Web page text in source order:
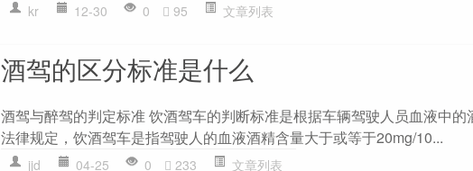
kr 12-30 0 95 文章列表
酒驾的区分标准是什么
酒驾与醉驾的判定标准 饮酒驾车的判断标准是根据车辆驾驶人员血液中
法律规定，饮酒驾车是指驾驶人的血液酒精含量大于或等于20mg/10...
jjd 04-25 0 233 文章列表